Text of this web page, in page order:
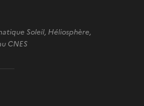
Soleil, Héliosphère,
CNES